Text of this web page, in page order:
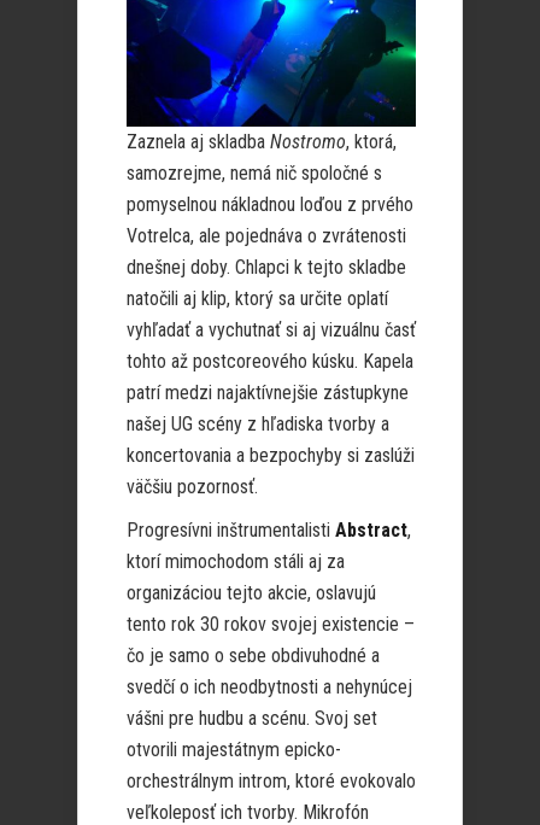
Zaznela aj skladba Nostromo, ktorá,
samozrejme, nemá nič spoločné s
pomyselnou nákladnou loďou z prvého
Votrelca, ale pojednáva o zvrátenosti
dnešnej doby. Chlapci k tejto skladbe
natočili aj klip, ktorý sa určite oplatí
vyhľadať a vychutnať si aj vizuálnu časť
tohto až postcoreového kúsku. Kapela
patrí medzi najaktívnejšie zástupkyne
našej UG scény z hľadiska tvorby a
koncertovania a bezpochyby si zaslúži
väčšiu pozornosť.
Progresívni inštrumentalisti Abstract,
ktorí mimochodom stáli aj za
organizáciou tejto akcie, oslavujú
tento rok 30 rokov svojej existencie –
čo je samo o sebe obdivuhodné a
svedčí o ich neodbytnosti a nehynúcej
vášni pre hudbu a scénu. Svoj set
otvorili majestátnym epicko-
orchestrálnym introm, ktoré evokovalo
veľkoleposť ich tvorby. Mikrofón